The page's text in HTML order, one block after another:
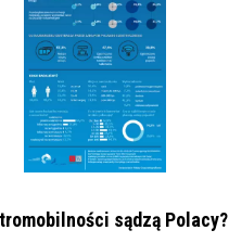
sądzą Polacy?